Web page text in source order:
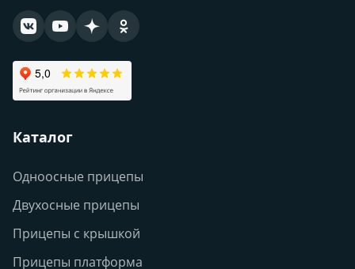
Каталог
Одноосные прицепы
Двухосные прицепы
Прицепы с крышкой
Прицепы платформа